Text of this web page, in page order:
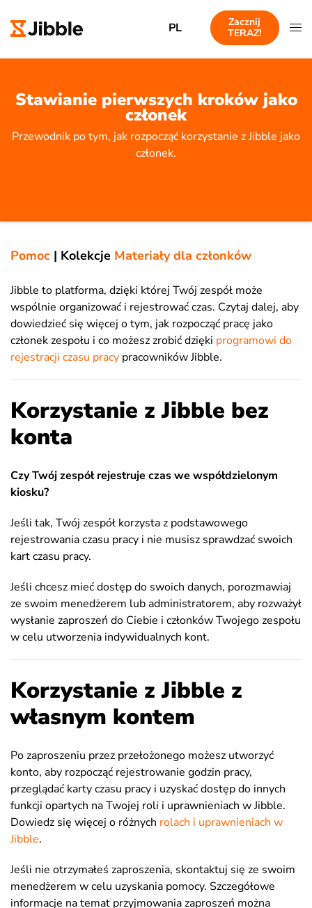
PL
Zacznij
TERAZ!
Stawianie pierwszych kroków jako
członek
Przewodnik po tym, jak rozpocząć korzystanie z Jibble jako
członek.
Pomoc | Kolekcje Materiały dla członków
Jibble to platforma, dzięki której Twój zespół może
wspólnie organizować i rejestrować czas. Czytaj dalej, aby
dowiedzieć się więcej o tym, jak rozpocząć pracę jako
członek zespołu i co możesz zrobić dzięki programowi do
rejestracji czasu pracy pracowników Jibble.
Korzystanie z Jibble bez
konta
Czy Twój zespół rejestruje czas we współdzielonym
kiosku?
Jeśli tak, Twój zespół korzysta z podstawowego
rejestrowania czasu pracy i nie musisz sprawdzać swoich
kart czasu pracy.
Jeśli chcesz mieć dostęp do swoich danych, porozmawiaj
ze swoim menedżerem lub administratorem, aby rozważył
wysłanie zaproszeń do Ciebie i członków Twojego zespołu
w celu utworzenia indywidualnych kont.
Korzystanie z Jibble z
własnym kontem
Po zaproszeniu przez przełożonego możesz utworzyć
konto, aby rozpocząć rejestrowanie godzin pracy,
przeglądać karty czasu pracy i uzyskać dostęp do innych
funkcji opartych na Twojej roli i uprawnieniach w Jibble.
Dowiedz się więcej o różnych rolach i uprawnieniach w
Jibble.
Jeśli nie otrzymałeś zaproszenia, skontaktuj się ze swoim
menedżerem w celu uzyskania pomocy. Szczegółowe
informacje na temat przyjmowania zaproszeń można